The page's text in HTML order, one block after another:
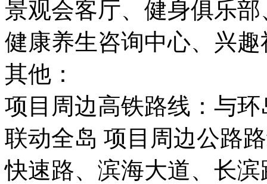
景观会客厅、健身俱乐
健康养生咨询中心、兴趣
其他：
项目周边高铁路线：与
联动全岛 项目周边公路
快速路、滨海大道、长